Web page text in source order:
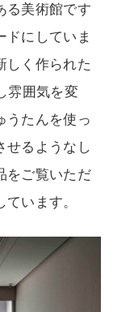
る美術館です
ドにしていま
しく作られた
雰囲気を変
うたんを使っ
せるようなし
をご覧いただ
います。